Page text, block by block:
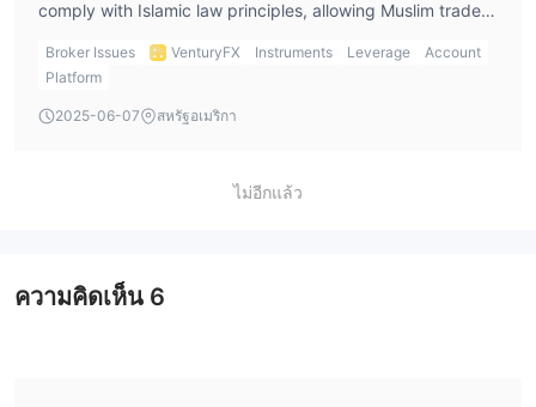
comply with Islamic law principles, allowing Muslim traders
to trade without incurring overnight interest (swap) fees.
Broker Issues VenturyFX Instruments Leverage
Account
Platform
2025-06-07 สหรัฐอเมริกา
ไม่อีกแล้ว
ความคิดเห็น 6